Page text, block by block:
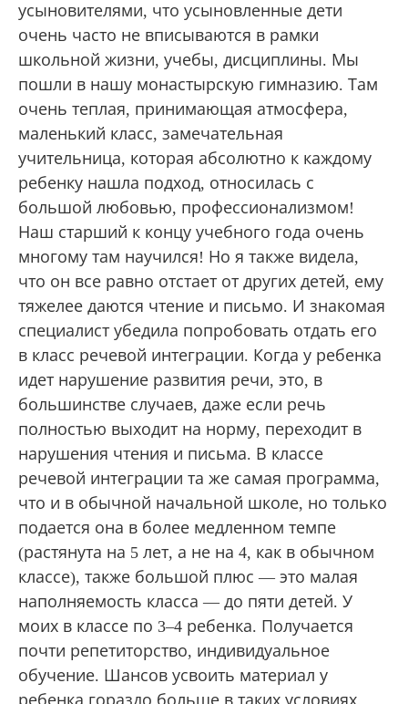
усыновителями, что усыновленные дети
очень часто не вписываются в рамки
школьной жизни, учебы, дисциплины. Мы
пошли в нашу монастырскую гимназию. Там
очень теплая, принимающая атмосфера,
маленький класс, замечательная
учительница, которая абсолютно к каждому
ребенку нашла подход, относилась с
большой любовью, профессионализмом!
Наш старший к концу учебного года очень
многому там научился! Но я также видела,
что он все равно отстает от других детей, ему
тяжелее даются чтение и письмо. И знакомая
специалист убедила попробовать отдать его
в класс речевой интеграции. Когда у ребенка
идет нарушение развития речи, это, в
большинстве случаев, даже если речь
полностью выходит на норму, переходит в
нарушения чтения и письма. В классе
речевой интеграции та же самая программа,
что и в обычной начальной школе, но только
подается она в более медленном темпе
(растянута на 5 лет, а не на 4, как в обычном
классе), также большой плюс — это малая
наполняемость класса — до пяти детей. У
моих в классе по 3‒4 ребенка. Получается
почти репетиторство, индивидуальное
обучение. Шансов усвоить материал у
ребенка гораздо больше в таких условиях.